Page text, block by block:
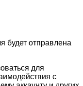
будет отправлена
для
с